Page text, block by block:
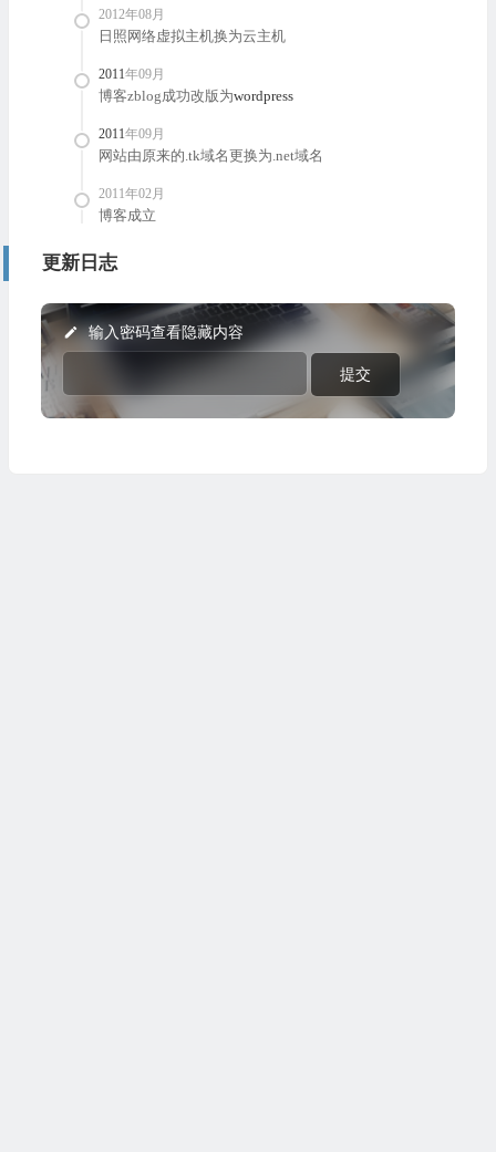
2012年08月
日照网络虚拟主机换为云主机
2011年09月
博客zblog成功改版为wordpress
2011年09月
网站由原来的.tk域名更换为.net域名
2011年02月
博客成立
更新日志
输入密码查看隐藏内容